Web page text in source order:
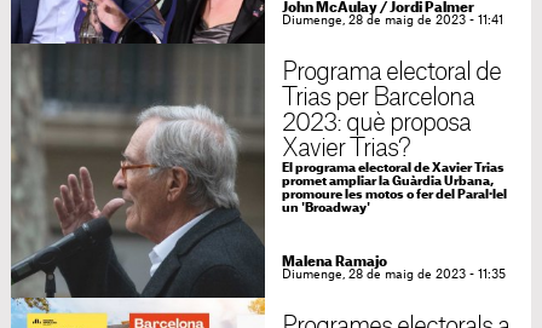
John McAulay/ Jordi Palmer
Diumenge, 28 de maig de 2023 - 11:41
Programa electoral de
Trias per Barcelona
2023: què proposa
Xavier Trias?
El programa electoral de Xavier Trias
promet ampliar la Guàrdia Urbana,
promoure les motos o fer del Paral·lel
un 'Broadway'
Malena Ramajo
Diumenge, 28 de maig de 2023 - 11:35